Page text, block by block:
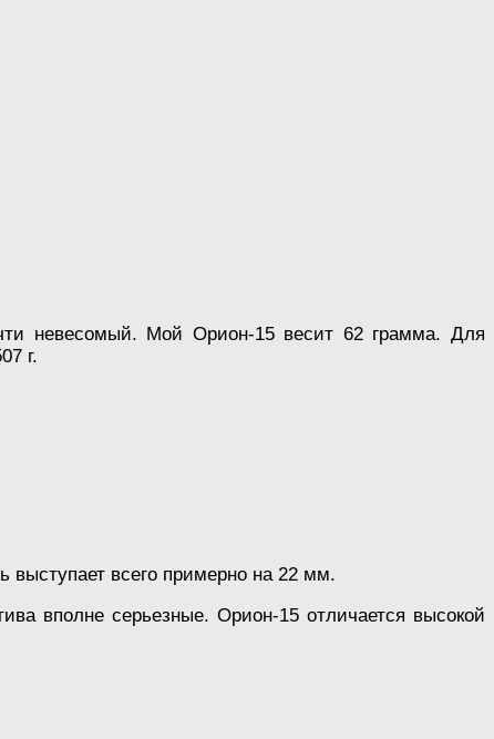
невесомый. Мой Орион-15 весит 62 грамма. Для
г.
выступает всего примерно на 22 мм.
вполне серьезные. Орион-15 отличается высокой